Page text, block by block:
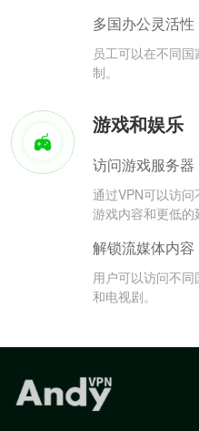
多国办公灵活性
员工可以在不同
制。
游戏和娱乐
访问游戏服务器
通过VPN可以访
游戏内容和更低的
解锁流媒体内容
用户可以访问不
和电视剧。